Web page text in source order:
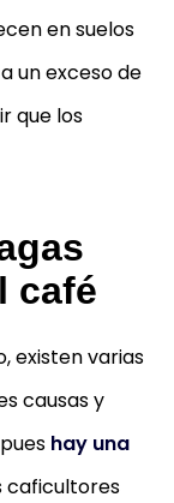
en suelos
un exceso de
que los
café
existen varias
causas y
hay una
caficultores